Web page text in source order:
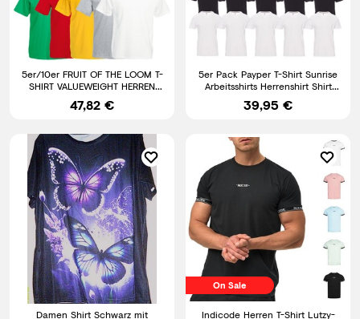
5er/10er FRUIT OF THE LOOM T-
SHIRT VALUEWEIGHT HERREN
SHIRT TSHIRTS GR. S - 5XL
47,82 €
5er Pack Payper T-Shirt Sunrise
Arbeitsshirts Herrenshirt Shirt
Herren T-Shirts
39,95 €
Damen Shirt Schwarz mit
On Sale
Indicode Herren T-Shirt Lutzy-